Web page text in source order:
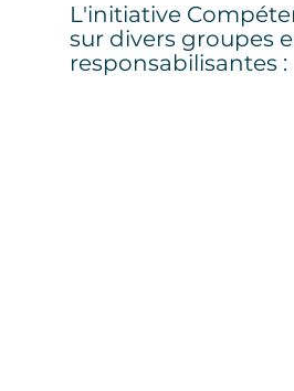
L'initiative
sur divers groupes
responsabilisantes :